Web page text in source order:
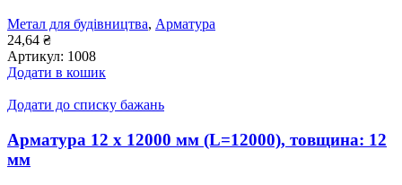
Метал для будівництва, Арматура
24,64 ₴
Артикул: 1008
Додати в кошик
Додати до списку бажань
Арматура 12 x 12000 мм (L=12000), товщина: 12
мм